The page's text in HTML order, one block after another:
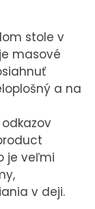
2026
stole v
masové
a na
je veľmi
v deji.